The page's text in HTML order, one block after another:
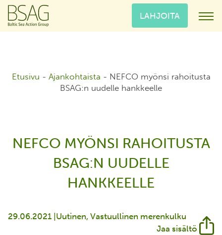
LAHJOITA
Etusivu - Ajankohtaista - NEFCO myönsi rahoitusta
BSAG:n uudelle hankkeelle
NEFCO MYÖNSI RAHOITUSTA
BSAG:N UUDELLE
HANKKEELLE
29.06.2021 | Uutinen Vastuullinen merenkulku
Jaa sisältö